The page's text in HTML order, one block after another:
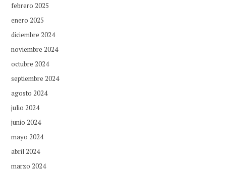
febrero 2025
enero 2025
diciembre 2024
noviembre 2024
octubre 2024
septiembre 2024
agosto 2024
julio 2024
junio 2024
mayo 2024
abril 2024
marzo 2024